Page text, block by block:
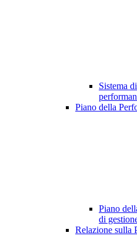
Sistema
Piano della
Piano
di
Relazione sulla